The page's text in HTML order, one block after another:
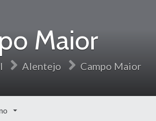
Maior
Alentejo Campo Maior